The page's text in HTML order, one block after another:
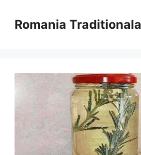
conținutRomania Traditionala